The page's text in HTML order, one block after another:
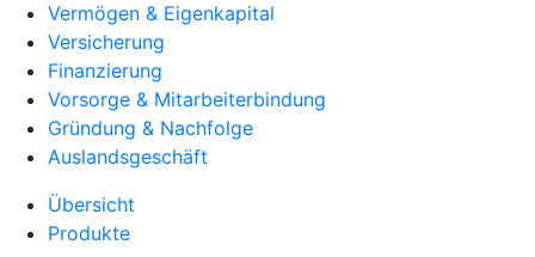
Vermögen & Eigenkapital
Versicherung
Finanzierung
Vorsorge & Mitarbeiterbindung
Gründung & Nachfolge
Auslandsgeschäft
Übersicht
Produkte